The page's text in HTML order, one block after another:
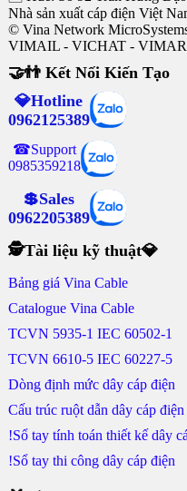
Nhà sản xuất cáp điện Việt
© Vina Network
VIMAIL - VICHAT -
🤝👬 Kết Nối Kiến Tạo
💎Hotline
0962125389
☎Support
0985359218
💲Sales
0962205389
🕵Tài liệu kỹ thuật💎
Bảng giá Vina Cable
Catalogue Vina Cable
TCVN 5935-1 IEC 60502-1
TCVN 6610-5 IEC 60227-5
Dòng định mức dây cáp điện
Cấu trúc ruột dẫn dây cáp điện
!Sổ tay tính toán thiết kế dây
!Sổ tay thi công dây cáp điện